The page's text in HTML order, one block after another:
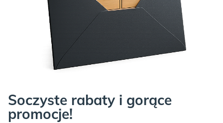
Soczyste rabaty i gorące
promocje!